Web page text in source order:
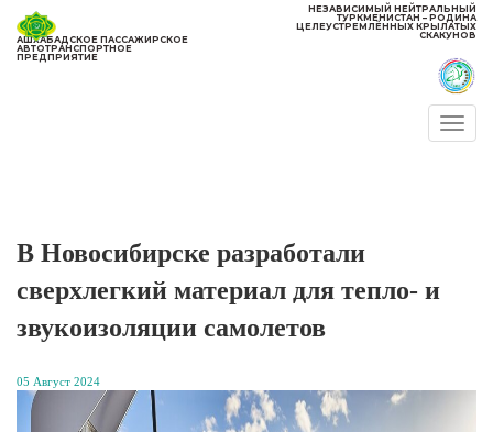
АШХАБАДСКОЕ ПАССАЖИРСКОЕ
АВТОТРАНСПОРТНОЕ
ПРЕДПРИЯТИЕ
НЕЗАВИСИМЫЙ НЕЙТРАЛЬНЫЙ
ТУРКМЕНИСТАН – РОДИНА
ЦЕЛЕУСТРЕМЛЁННЫХ КРЫЛАТЫХ
СКАКУНОВ
В Новосибирске разработали
сверхлегкий материал для тепло- и
звукоизоляции самолетов
05 Август 2024